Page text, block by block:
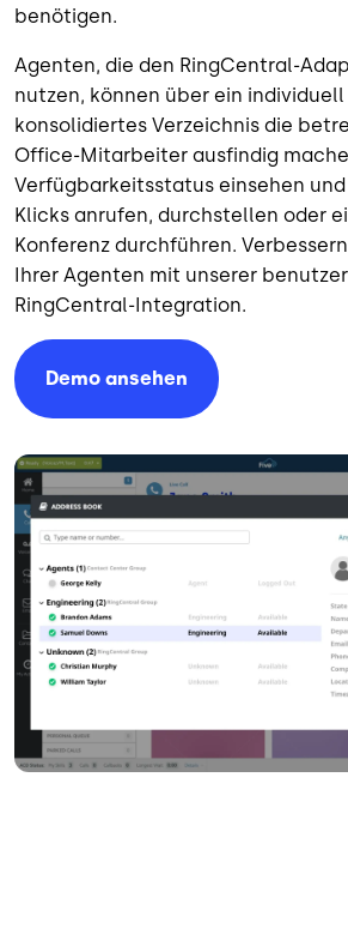
benötigen.
Agenten, die den RingCentral-
nutzen, können über ein
konsolidiertes Verzeichnis die
Office-Mitarbeiter ausfindig
Verfügbarkeitsstatus einsehen
Klicks anrufen, durchstellen oder
Konferenz durchführen.
Ihrer Agenten mit unserer
RingCentral-Integration.
Demo ansehen
Bild